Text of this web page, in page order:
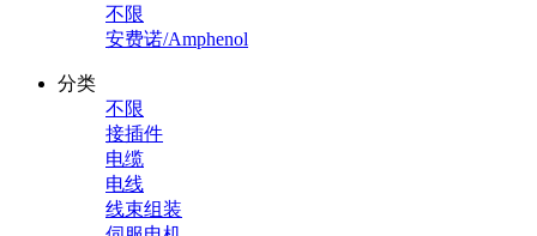
不限
安费诺/Amphenol
分类
不限
接插件
电缆
电线
线束组装